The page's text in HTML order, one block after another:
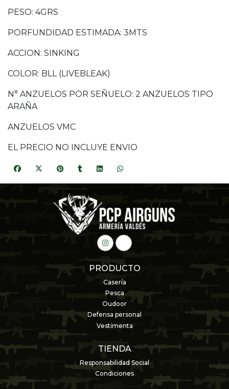
PESO: 4GRS
PORFUNDIDAD ESTIMADA: 3MTS
ACCION: SINKING
COLOR: BLL (LIVEBLEAK)
N° ANZUELOS POR SEÑUELO: 2 ANZUELOS TIPO
ARAÑA
ANZUELOS VMC
EL PRECIO NO INCLUYE ENVIO
PRODUCTO
Casería
Pesca
Oudoor
Defensa personal
Vestimenta
TIENDA
Responsabilidad Social
Condiciones